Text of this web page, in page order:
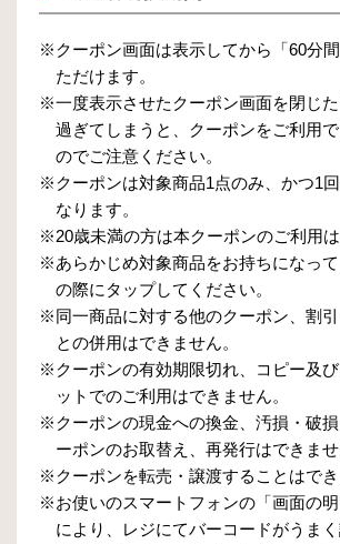
※クーポン画面は表示してから「60分
ただけます。
※一度表示させたクーポン画面を閉じ
過ぎてしまうと、クーポンをご利用
のでご注意ください。
※クーポンは対象商品1点のみ、かつ1
なります。
※20歳未満の方は本クーポンのご利用は
※あらかじめ対象商品をお持ちになっ
の際にタップしてください。
※同一商品に対する他のクーポン、割
との併用はできません。
※クーポンの有効期限切れ、コピー及
ットでのご利用はできません。
※クーポンの現金への換金、汚損・破
ーポンのお取替え、再発行はできませ
※クーポンを転売・譲渡することはでき
※お使いのスマートフォンの「画面の
により、レジにてバーコードがうま